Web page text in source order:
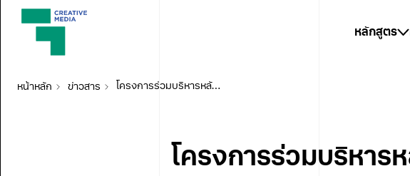
หลักสูตร
หน้าหลัก ข่าวสาร โครงการร่วมบริหารหลักสูตรฯ (มีเดีย) ขอเชิญ นศ.ใหม่ เข้าร่วมกิจกรรมปฐมนิเทศนักศึกษาใหม่ สำหรับปีการศึกษา 2564
โครงการร่วมบริหาร